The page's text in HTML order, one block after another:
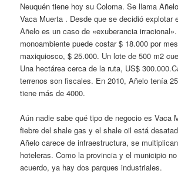
Neuquén tiene hoy su Coloma. Se llama
Vaca Muerta . Desde que se decidió explotar
Añelo es un caso de «exuberancia
monoambiente puede costar $ 18.000 por
maxiquiosco, $ 25.000. Un lote de 500 m2
Una hectárea cerca de la ruta, US$
terrenos son fiscales. En 2010, Añelo tenía
tiene más de 4000.
Aún nadie sabe qué tipo de negocio es Vaca
fiebre del shale gas y el shale oil está
Añelo carece de infraestructura, se
hoteleras. Como la provincia y el municipio
acuerdo, ya hay dos parques industriales.